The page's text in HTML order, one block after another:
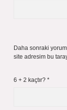
Daha sonraki
site adresim bu
6 + 2 kaçtır? *